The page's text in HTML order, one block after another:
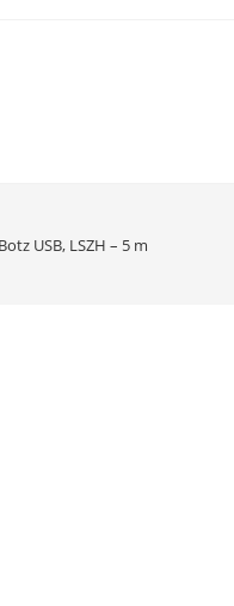
USB, LSZH – 5 m